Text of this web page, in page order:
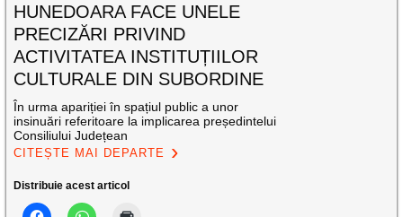
HUNEDOARA FACE UNELE
PRECIZĂRI PRIVIND
ACTIVITATEA INSTITUȚIILOR
CULTURALE DIN SUBORDINE
În urma apariției în spațiul public a unor
insinuări referitoare la implicarea președintelui
Consiliului Județean
CITEȘTE MAI DEPARTE
Distribuie acest articol